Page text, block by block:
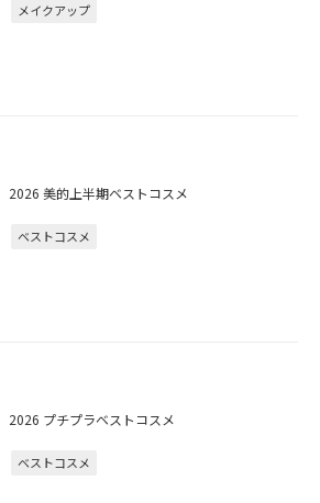
メイクアップ
2026 美的上半期ベストコスメ
ベストコスメ
2026 プチプラベストコスメ
ベストコスメ